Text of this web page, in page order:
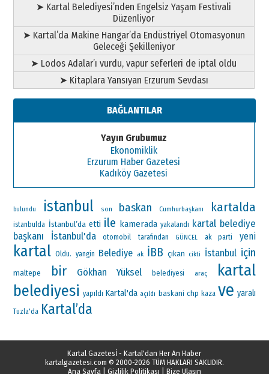
➤ Kartal Belediyesi’nden Engelsiz Yaşam Festivali
Düzenliyor
➤ Kartal’da Makine Hangar’da Endüstriyel Otomasyonun
Geleceği Şekilleniyor
➤ Lodos Adalar’ı vurdu, vapur seferleri de iptal oldu
➤ Kitaplara Yansıyan Erzurum Sevdası
BAĞLANTILAR
Yayın Grubumuz
Ekonomiklik
Erzurum Haber Gazetesi
Kadıköy Gazetesi
bulundu istanbul son baskan Cumhurbaşkanı kartalda
istanbulda İstanbul’da etti ile kamerada yakalandı kartal belediye
başkanı
İstanbul'da otomobil tarafından GÜNCEL ak parti yeni
kartal Oldu. yangin Belediye ak İBB çıkan cikti İstanbul için
maltepe bir Gökhan Yüksel belediyesi araç
kartal
belediyesi yapıldı Kartal'da açıldı baskani chp kaza ve yaralı
Tuzla'da Kartal’da
Kartal Gazetesİ - Kartal'dan Her An Haber
kartalgazetesi.com © 2000-2026 TÜM HAKLARI SAKLIDIR.
Ana Sayfa
Gizlilik Politikası Bize Ulaşın